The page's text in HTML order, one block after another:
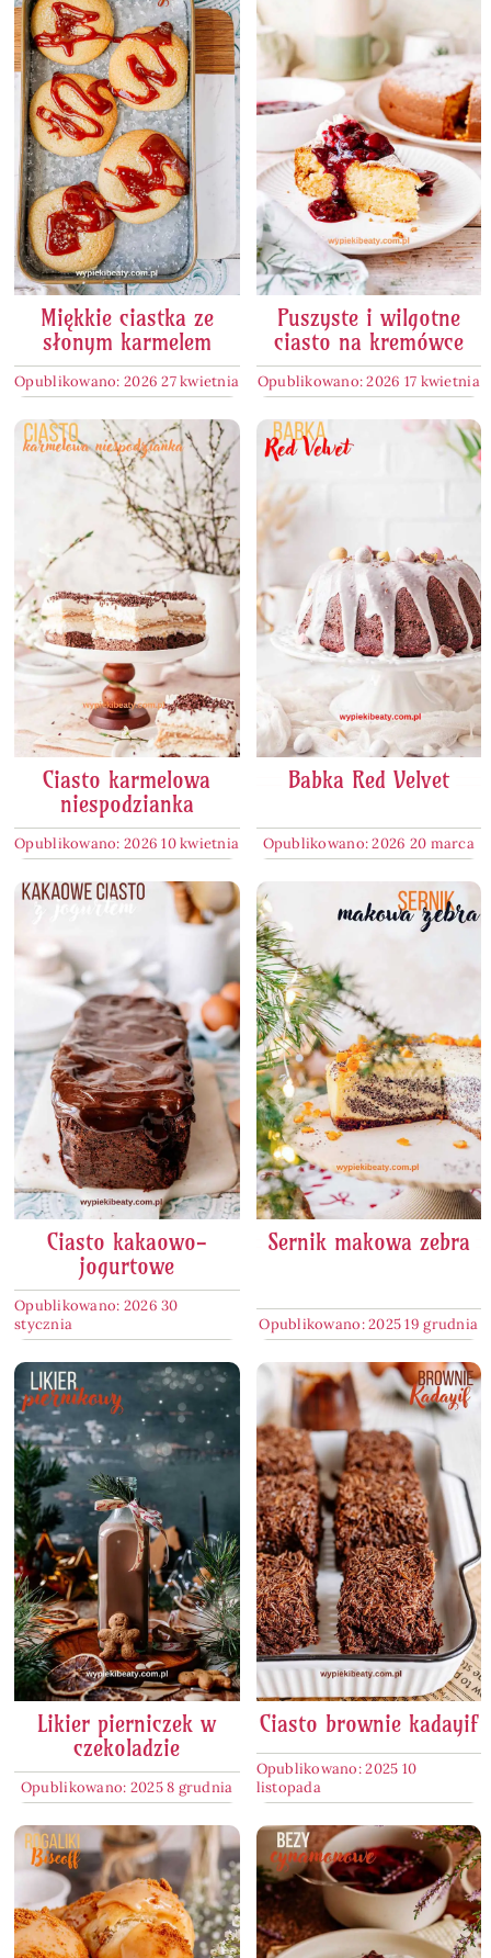
Miękkie ciastka ze
słonym karmelem
Opublikowano: 2026 27 kwietnia
Puszyste i wilgotne
ciasto na kremówce
Opublikowano: 2026 17 kwietnia
Ciasto karmelowa
niespodzianka
Opublikowano: 2026 10 kwietnia
Babka Red Velvet
Opublikowano: 2026 20 marca
Ciasto kakaowo-
jogurtowe
Opublikowano: 2026 30
stycznia
Sernik makowa zebra
Opublikowano: 2025 19 grudnia
Likier pierniczek w
czekoladzie
Opublikowano: 2025 8 grudnia
Ciasto brownie kadayif
Opublikowano: 2025 10
listopada